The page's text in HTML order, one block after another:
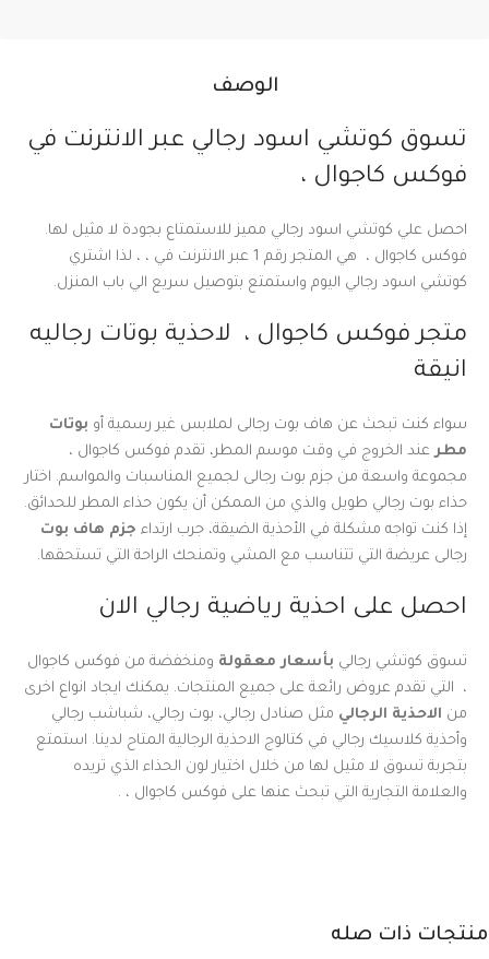
الوصف
تسوق كوتشي اسود رجالي عبر الانترنت في
فوكس كاجوال ،
احصل علي كوتشي اسود رجالي مميز للاستمتاع بجودة لا مثيل لها.
فوكس كاجوال ، هي المتجر رقم 1 عبر الانترنت في ، ، لذا اشتري
كوتشي اسود رجالي اليوم واستمتع بتوصيل سريع الي باب المنزل.
متجر فوكس كاجوال ، لاحذية بوتات رجاليه
انيقة
سواء كنت تبحث عن هاف بوت رجالى لملابس غير رسمية أو بوتات
مطرعند الخروج في وقت موسم المطر، تقدم فوكس كاجوال ،
مجموعة واسعة من جزم بوت رجالى لجميع المناسبات والمواسم. اختار
حذاء بوت رجالي طويل والذي من الممكن أن يكون حذاء المطر للحدائق.
إذا كنت تواجه مشكلة في الأحذية الضيقة، جرب ارتداء جزم هاف بوت
رجالى عريضة التي تتناسب مع المشي وتمنحك الراحة التي تستحقها.
احصل على احذية رياضية رجالي الان
تسوق كوتشي رجالي بأسعار معقولة ومنخفضة من فوكس كاجوال
، التي تقدم عروض رائعة على جميع المنتجات. يمكنك ايجاد انواع اخرى
من الاحذية الرجالي مثل صنادل رجالي، بوت رجالي، شباشب رجالي
وأحذية كلاسيك رجالي في كتالوج الاحذية الرجالية المتاح لدينا. استمتع
بتجربة تسوق لا مثيل لها من خلال اختيار لون الحذاء الذي تريده
والعلامة التجارية التي تبحث عنها على فوكس كاجوال ، .
منتجات ذات صله